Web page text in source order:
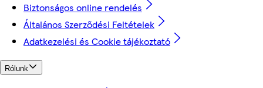
Biztonságos online rendelés
Általános Szerződési Feltételek
Adatkezelési és Cookie tájékoztató
Rólunk